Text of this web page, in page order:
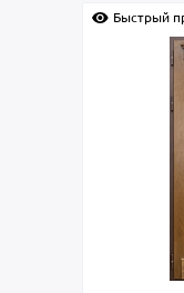
Быстрый